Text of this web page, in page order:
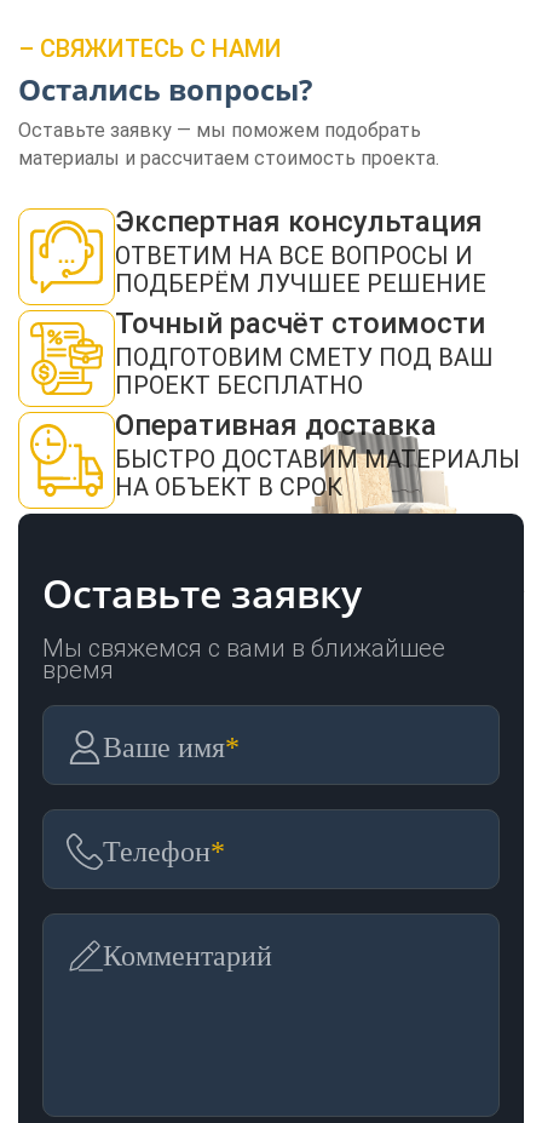
– СВЯЖИТЕСЬ С НАМИ
Остались вопросы?
Оставьте заявку — мы поможем подобрать
материалы и рассчитаем стоимость проекта.
Экспертная консультация
ОТВЕТИМ НА ВСЕ ВОПРОСЫ И
ПОДБЕРЁМ ЛУЧШЕЕ РЕШЕНИЕ
Точный расчёт стоимости
ПОДГОТОВИМ СМЕТУ ПОД ВАШ
ПРОЕКТ БЕСПЛАТНО
Оперативная доставка
БЫСТРО ДОСТАВИМ МАТЕРИАЛЫ
НА ОБЪЕКТ В СРОК
Оставьте заявку
Мы свяжемся с вами в ближайшее
время
Ваше имя*
Телефон*
Комментарий
ЗАКАЗАТЬ ЗВОНОК
Нажимая кнопку "Отправить", я даю своё согласие на обработку моих
персональных данных в соответствии с ФЗ от 27.07.2006 № 152-ФЗ "О
персональных данных", на условиях и для целей, определенных в
конфиденциальности
ОТПРАВИТЬ